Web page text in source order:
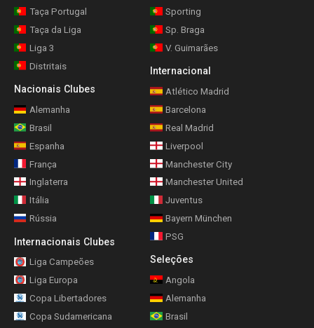
Taça Portugal
Taça da Liga
Liga 3
Distritais
Nacionais Clubes
Alemanha
Brasil
Espanha
França
Inglaterra
Itália
Rússia
Internacionais Clubes
Liga Campeões
Liga Europa
Copa Libertadores
Copa Sudamericana
Sporting
Sp. Braga
V. Guimarães
Internacional
Atlético Madrid
Barcelona
Real Madrid
Liverpool
Manchester City
Manchester United
Juventus
Bayern München
PSG
Seleções
Angola
Alemanha
Brasil